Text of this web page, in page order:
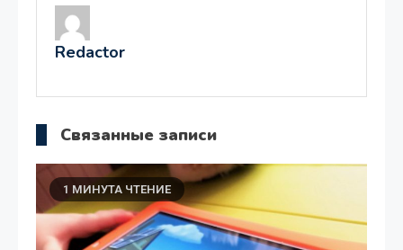
записям
Redactor
Связанные записи
1 МИНУТА ЧТЕНИЕ